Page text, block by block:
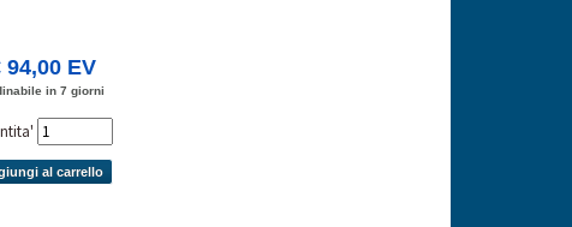
94,00 EV
in 7 giorni
al carrello